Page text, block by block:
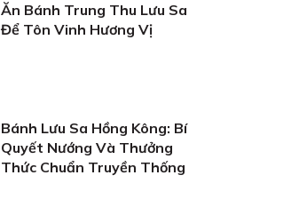
Ăn Bánh Trung Thu Lưu Sa
Để Tôn Vinh Hương Vị
Bánh Lưu Sa Hồng Kông: Bí
Quyết Nướng Và Thưởng
Thức Chuẩn Truyền Thống